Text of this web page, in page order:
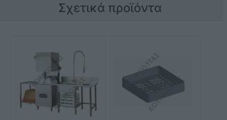
Σχετικά προϊόντα
πολλαπλές
παραλλαγές.